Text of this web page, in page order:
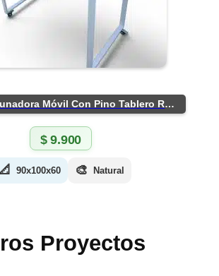
Barra Desayunadora Móvil Con Pino Tablero Rústico
$9.900
90x100x60 🎨 Natural
Proyectos